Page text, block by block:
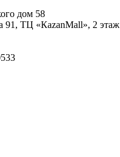
дом 58
91, ТЦ «КazanMall», 2 этаж